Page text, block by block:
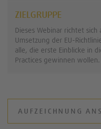
ZIELGRUPPE
Dieses Webinar richtet
Umsetzung der EU-
alle, die erste Einblicke in
Practices gewinnen wollen.
AUFZEICHNUNG